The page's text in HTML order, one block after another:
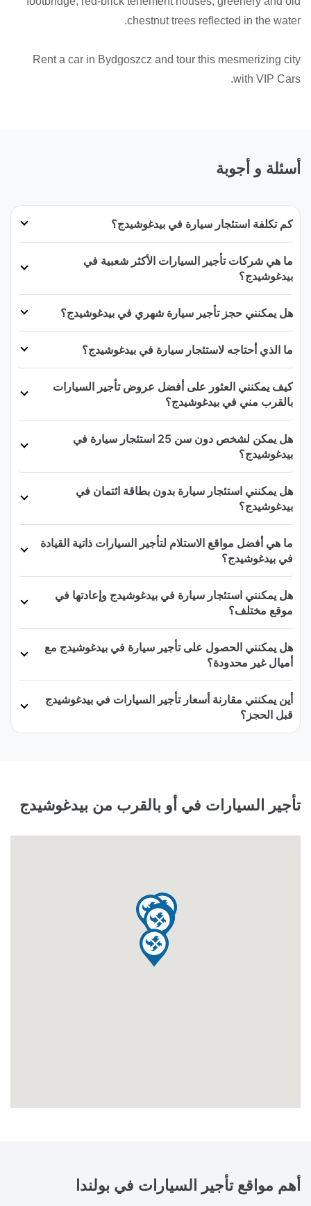
chestnut trees reflected in the water.
Rent a car in Bydgoszcz and tour this mesmerizing city
with VIP Cars.
أسئلة و أجوبة
كم تكلفة استئجار سيارة في بيدغوشيدج؟
ما هي شركات تأجير السيارات الأكثر شعبية في
بيدغوشيدج؟
هل يمكنني حجز تأجير سيارة شهري في بيدغوشيدج؟
ما الذي أحتاجه لاستئجار سيارة في بيدغوشيدج؟
كيف يمكنني العثور على أفضل عروض تأجير السيارات
بالقرب مني في بيدغوشيدج؟
هل يمكن لشخص دون سن 25 استئجار سيارة في
بيدغوشيدج؟
هل يمكنني استئجار سيارة بدون بطاقة ائتمان في
بيدغوشيدج؟
ما هي أفضل مواقع الاستلام لتأجير السيارات ذاتية القيادة
في بيدغوشيدج؟
هل يمكنني استئجار سيارة في بيدغوشيدج وإعادتها في
موقع مختلف؟
هل يمكنني الحصول على تأجير سيارة في بيدغوشيدج مع
أميال غير محدودة؟
أين يمكنني مقارنة أسعار تأجير السيارات في بيدغوشيدج
قبل الحجز؟
تأجير السيارات في أو بالقرب من بيدغوشيدج
أهم مواقع تأجير السيارات في بولندا